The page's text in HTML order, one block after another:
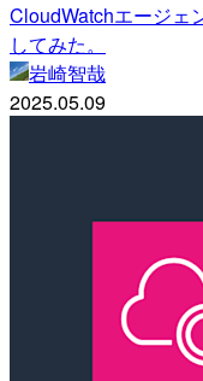
CloudWatchエージェ
してみた。
岩崎智哉
2025.05.09